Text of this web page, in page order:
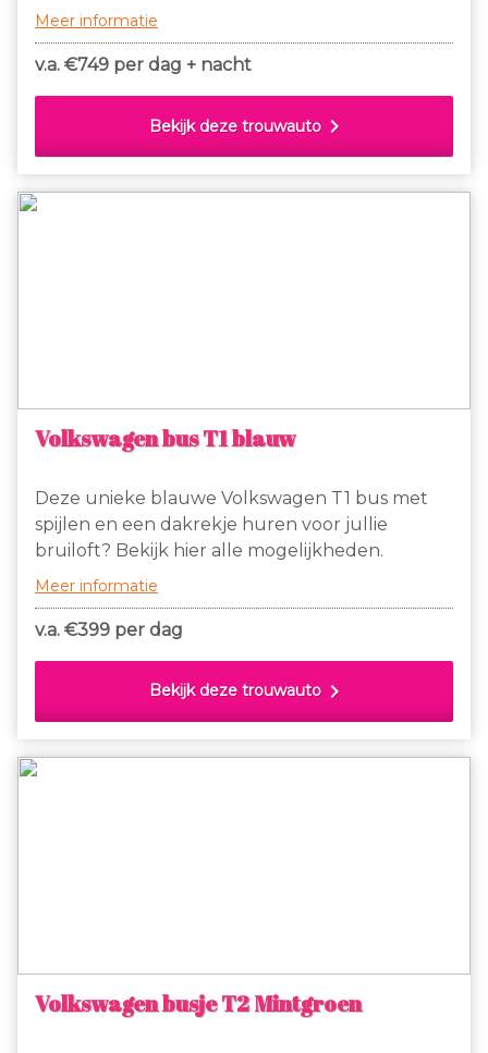
dag + nacht te huur, prachtige zwarte Ford
Mustang Fastback uit 1965 met brullende V8!
150 km vrij en daarna slechts EUR 1,50 extra per
deze stoere mustang om jullie dag tot een
onvergetelijke dag te maken!
Meer informatie
v.a. €749 per dag + nacht
Bekijk deze trouwauto chevron_right
Volkswagen bus T1 blauw
Deze unieke blauwe Volkswagen T1 bus met
spijlen en een dakrekje huren voor jullie
bruiloft? Bekijk hier alle mogelijkheden.
Meer informatie
v.a. €399 per dag
Bekijk deze trouwauto chevron_right
Volkswagen busje T2 Mintgroen